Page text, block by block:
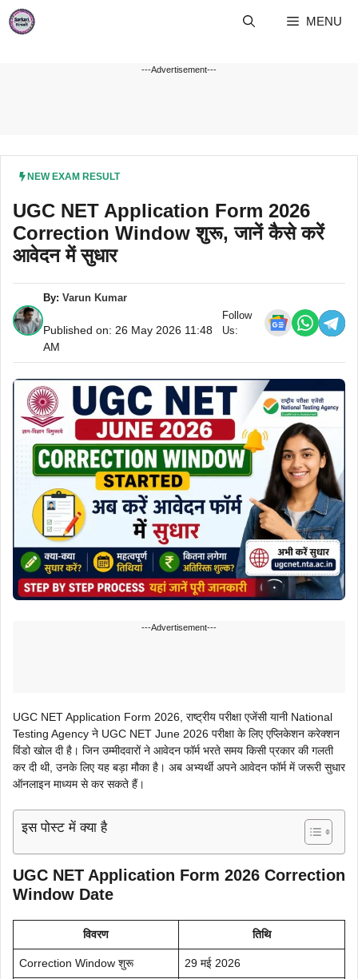
Skip
MENU
---Advertisement---
NEW EXAM RESULT
UGC NET Application Form 2026
Correction Window शुरू, जानें कैसे करें
आवेदन में सुधार
By: Varun Kumar
Published on: 26 May 2026 11:48
AM
Follow
Us:
---Advertisement---
UGC NET Application Form 2026, राष्ट्रीय परीक्षा एजेंसी यानी National
Testing Agency ने UGC NET June 2026 परीक्षा के लिए एप्लिकेशन करेक्शन
विंडो खोल दी है। जिन उम्मीदवारों ने आवेदन फॉर्म भरते समय किसी प्रकार की गलती
कर दी थी, उनके लिए यह बड़ा मौका है। अब अभ्यर्थी अपने आवेदन फॉर्म में जरूरी सुधार
ऑनलाइन माध्यम से कर सकते हैं।
इस पोस्ट में क्या है
UGC NET Application Form 2026 Correction
Window Date
विवरण तिथि
Correction Window शुरू 29 मई 2026